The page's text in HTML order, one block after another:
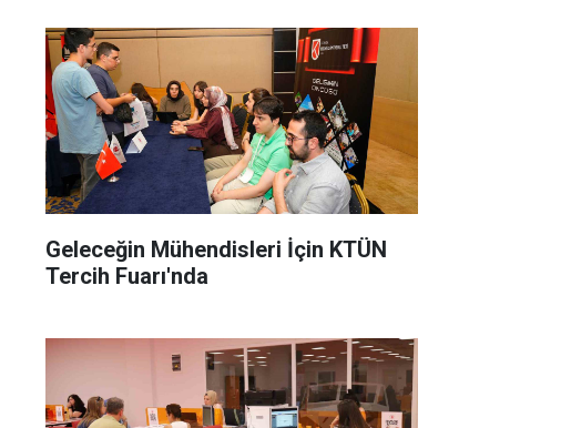
Geleceğin Mühendisleri İçin KTÜN
Tercih Fuarı'nda